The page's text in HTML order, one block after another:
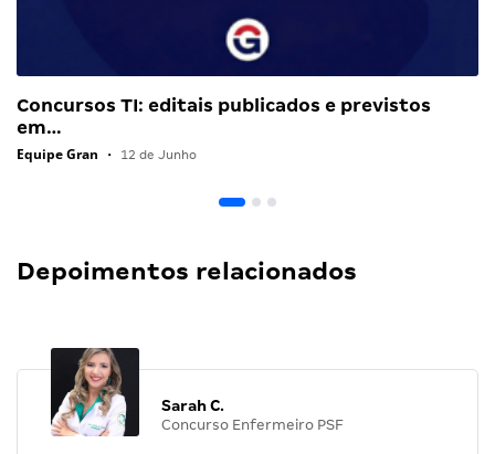
Concursos TI: editais publicados e previstos
em…
Equipe Gran • 12 de Junho
Depoimentos relacionados
Sarah C.
Concurso Enfermeiro PSF